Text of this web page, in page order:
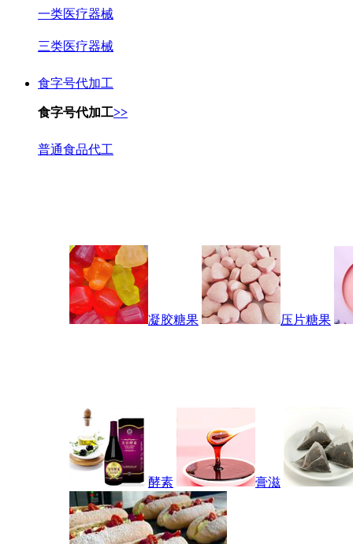
一类医疗器械
三类医疗器械
食字号代加工
食字号代加工>>
普通食品代工
凝胶糖果 压片糖果
酵素 膏滋